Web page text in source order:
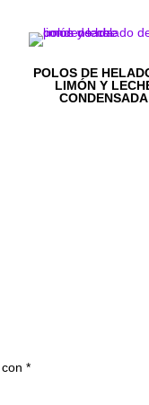
POLOS DE
LIMÓN Y
CONDENSADA
*